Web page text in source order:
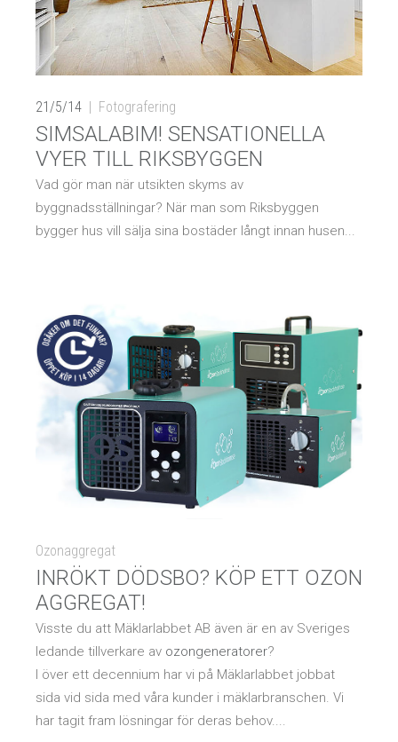
21/5/14 Fotografering
SIMSALABIM! SENSATIONELLA
VYER TILL RIKSBYGGEN
Vad gör man när utsikten skyms av
byggnadsställningar? När man som Riksbyggen
bygger hus vill sälja sina bostäder långt innan husen...
Ozonaggregat
INRÖKT DÖDSBO? KÖP ETT OZON
AGGREGAT!
Visste du att Mäklarlabbet AB även är en av Sveriges
ledande tillverkare av ozongeneratorer?
I över ett decennium har vi på Mäklarlabbet jobbat
sida vid sida med våra kunder i mäklarbranschen. Vi
har tagit fram lösningar för deras behov....